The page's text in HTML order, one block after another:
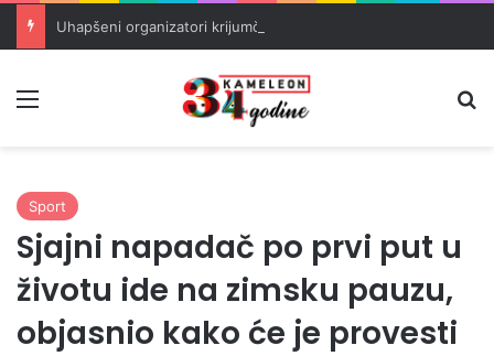
Sport
Sjajni napadač po prvi put u
životu ide na zimsku pauzu,
objasnio kako će je provesti